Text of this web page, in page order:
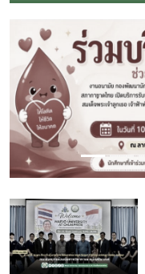
Previous